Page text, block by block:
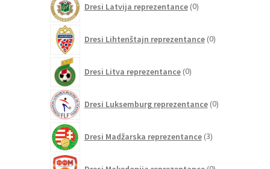
Dresi Latvija reprezentance 0izdelkov
Dresi Lihtenštajn reprezentance 0izdelkov
Dresi Litva reprezentance 0izdelkov
Dresi Luksemburg reprezentance 0izdelkov
Dresi Madžarska reprezentance 3izdelki